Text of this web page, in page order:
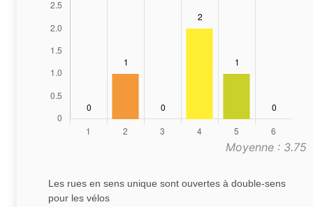
Moyenne : 3.75
Les rues en sens unique sont ouvertes à double-sens
pour les vélos